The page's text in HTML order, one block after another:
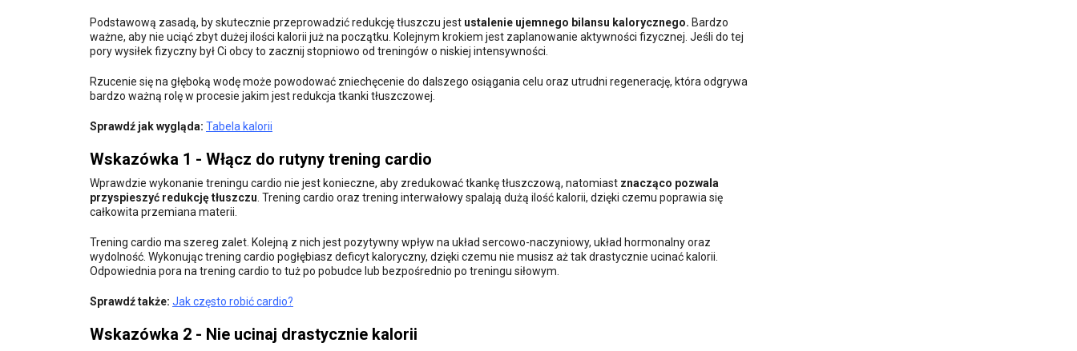
Podstawową zasadą, by skutecznie przeprowadzić redukcję tłuszczu jest ustalenie ujemnego bilansu kalorycznego. Bardzo
ważne, aby nie uciąć zbyt dużej ilości kalorii już na początku. Kolejnym krokiem jest zaplanowanie aktywności fizycznej. Jeśli do tej
pory wysiłek fizyczny był Ci obcy to zacznij stopniowo od treningów o niskiej intensywności.
Rzucenie się na głęboką wodę może powodować zniechęcenie do dalszego osiągania celu oraz utrudni regenerację, która odgrywa
bardzo ważną rolę w procesie jakim jest redukcja tkanki tłuszczowej.
Sprawdź jak wygląda: Tabela kalorii
Wskazówka 1 - Włącz do rutyny trening cardio
Wprawdzie wykonanie treningu cardio nie jest konieczne, aby zredukować tkankę tłuszczową, natomiast znacząco pozwala
przyspieszyć redukcję tłuszczu. Trening cardio oraz trening interwałowy spalają dużą ilość kalorii, dzięki czemu poprawia się
całkowita przemiana materii.
Trening cardio ma szereg zalet. Kolejną z nich jest pozytywny wpływ na układ sercowo-naczyniowy, układ hormonalny oraz
wydolność. Wykonując trening cardio pogłębiasz deficyt kaloryczny, dzięki czemu nie musisz aż tak drastycznie ucinać kalorii.
Odpowiednia pora na trening cardio to tuż po pobudce lub bezpośrednio po treningu siłowym.
Sprawdź także: Jak często robić cardio?
Wskazówka 2 - Nie ucinaj drastycznie kalorii